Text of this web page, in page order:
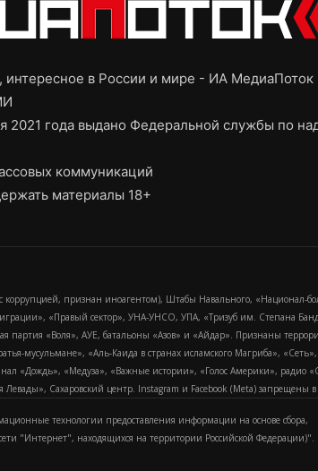
в России и мире - ИА МедиаПоток
года выдано Федеральной службы по
коммуникаций
материалы 18+
признан иноагентом), Штабы Навального, «Национал-
«Правый сектор», УНА-УНСО, УПА, «Тризуб им. Степана
партия «Воля», АУЕ, батальоны «Азов» и «Айдар». Признаны
мусульмане», «Аль-Каида в странах исламского Магриба»,
«Дождь», «Медуза», «Важные истории», «Голос Америки», радио
Сахаровский центр. Instagram и Facebook (Metа) запрещены в
технологии предоставления информации на основе сбора,
"Интернет", находящихся на территории Российской Федерации)".